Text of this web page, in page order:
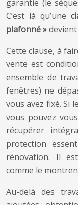
garantie (le
C’est là qu’une
plafonné »
Cette clause, à
vente est
ensemble de
fenêtres) ne
vous avez fixé. Si
vous pouvez
récupérer
protection
rénovation. Il
comme le
Au-delà des